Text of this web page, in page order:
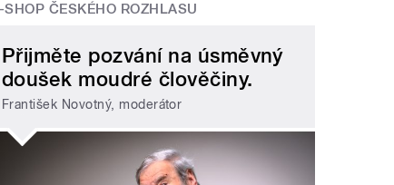
SHOP ČESKÉHO ROZHLASU
Přijměte pozvání na úsměvný
doušek moudré člověčiny.
František Novotný, moderátor